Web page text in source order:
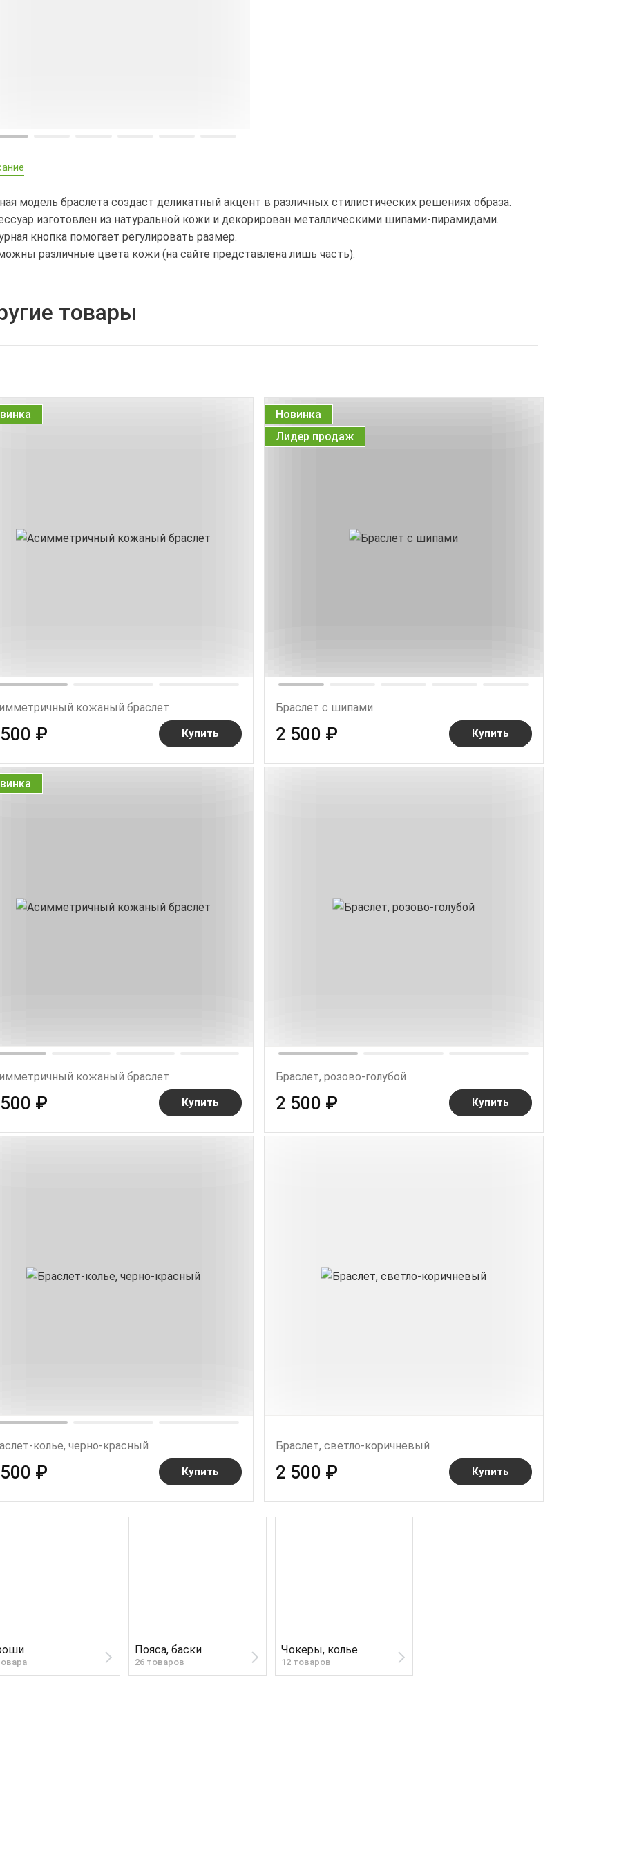
модель браслета создаст деликатный акцент в различных стилистических решениях образа.
изготовлен из натуральной кожи и декорирован металлическими шипами-пирамидами.
кнопка помогает регулировать размер.
различные цвета кожи (на сайте представлена лишь часть).
товары
кожаный браслет
₽ Купить
Новинка
Лидер продаж
Браслет с шипами
2 500 ₽ Купить
кожаный браслет
₽ Купить
Браслет, розово-голубой
2 500 ₽ Купить
колье, черно-красный
₽ Купить
Браслет, светло-коричневый
2 500 ₽ Купить
Пояса, баски
26 товаров
Чокеры, колье
12 товаров